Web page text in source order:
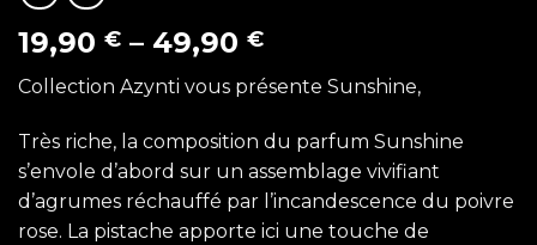
19,90 € – 49,90 €
Collection Azynti vous présente Sunshine,
Très riche, la composition du parfum Sunshine
s’envole d’abord sur un assemblage vivifiant
d’agrumes réchauffé par l’incandescence du poivre
rose. La pistache apporte ici une touche de